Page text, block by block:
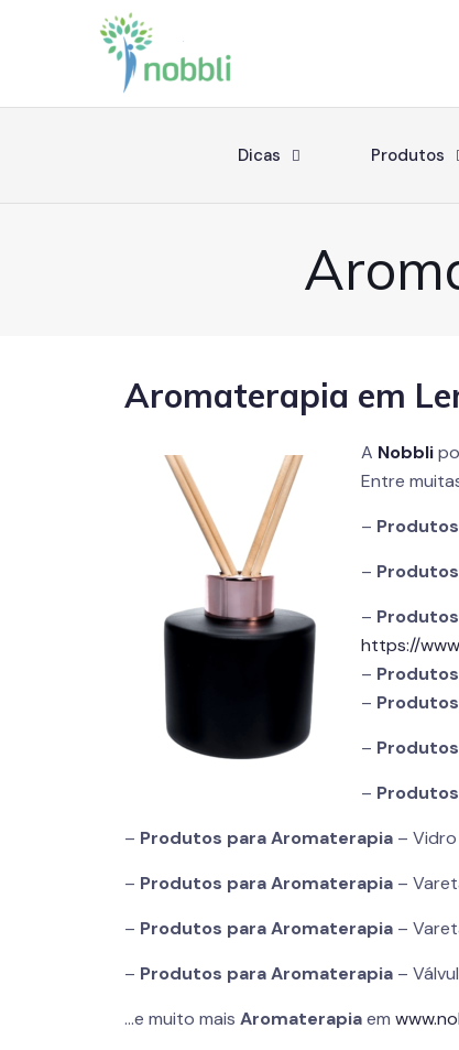
Dicas Produtos
Aromaterapia em
A Nobbli
Entre
–
–
–
https://
–
–
–
–
– Produtos para Aromaterapia –
– Produtos para Aromaterapia –
– Produtos para Aromaterapia –
– Produtos para Aromaterapia –
…e muito maisAromaterapiaem